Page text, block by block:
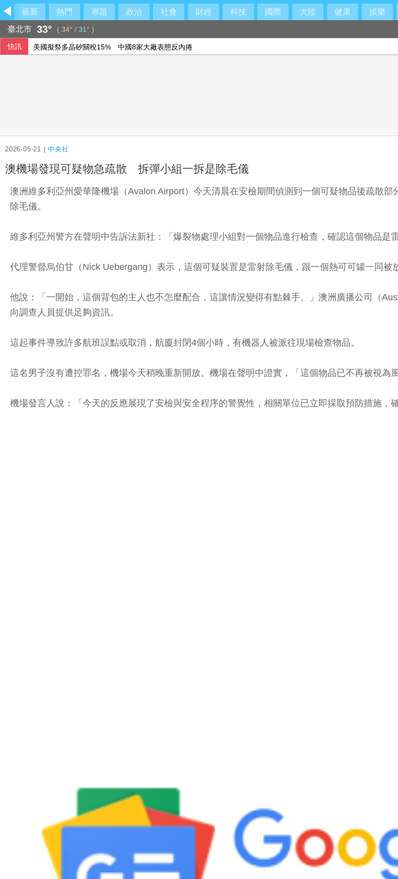
最新 熱門 專題 政治 社會 財經 科技 國際 大陸 健康 娛樂
臺北市 33° ( 34° / 31° )
快訊 美國擬祭多晶矽關稅15% 中國8家大廠表態反內捲
2026-05-21 |中央社
澳機場發現可疑物急疏散 拆彈小組一拆是除毛儀
澳洲維多利亞州愛華隆機場（Avalon Airport）今天清晨在安檢期間偵測到一個可疑物品後疏散
除毛儀。
維多利亞州警方在聲明中告訴法新社：「爆裂物處理小組對一個物品進行檢查，確認這個物品是
代理警督烏伯甘（Nick Uebergang）表示，這個可疑裝置是雷射除毛儀，跟一個熱可可罐一同被
他說：「一開始，這個背包的主人也不怎麼配合，這讓情況變得有點棘手。」澳洲廣播公司（
向調查人員提供足夠資訊。
這起事件導致許多航班誤點或取消，航廈封閉4個小時，有機器人被派往現場檢查物品。
這名男子沒有遭控罪名，機場今天稍晚重新開放。機場在聲明中證實，「這個物品已不再被視為風
機場發言人說：「今天的反應展現了安檢與安全程序的警覺性，相關單位已立即採取預防措施，